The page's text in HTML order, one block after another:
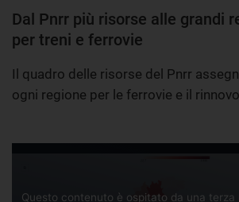
Dal Pnrr più risorse alle grandi
per treni e ferrovie
Il quadro delle risorse del Pnrr
ogni regione per le ferrovie e il
Questo contenuto è ospitato da una terza